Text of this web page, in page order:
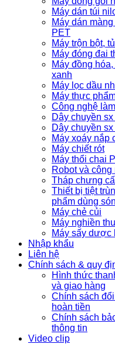
Máy dán túi
Máy dán
PET
Máy trộn bột,
Máy đóng đai
Máy đồng
xanh
Máy lọc dầu
Máy thực
Công nghệ
Dây chuyền
Dây chuyền
Máy xoáy nắp
Máy chiết rót
Máy thổi chai
Robot và
Tháp chưng
Thiết bị tiệt
phẩm dùng
Máy chẻ củi
Máy nghiền
Máy sấy dược
Nhập khẩu
Liên hệ
Chính sách & quy
Hình thức
và giao hàng
Chính sách
hoàn tiền
Chính sách
thông tin
Video clip